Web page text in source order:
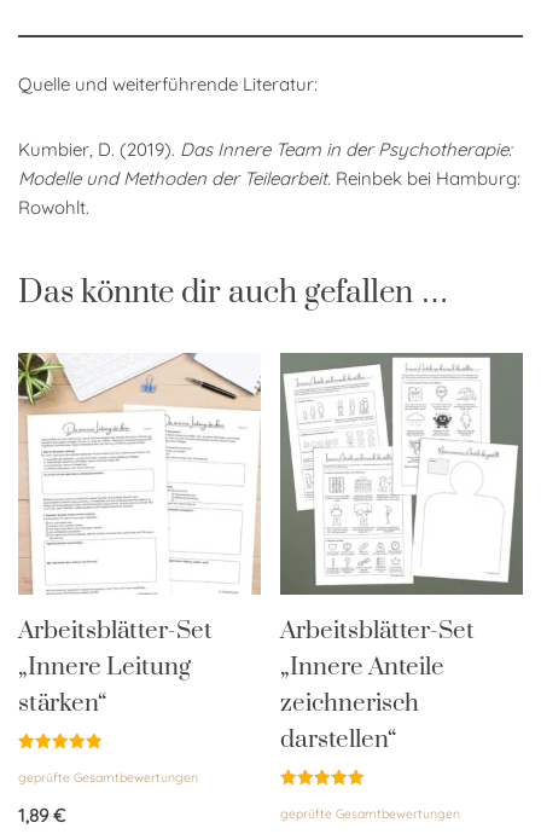
Quelle und weiterführende Literatur:
Kumbier, D. (2019). Das Innere Team in der Psychotherapie:
Modelle und Methoden der Teilearbeit. Reinbek bei Hamburg:
Rowohlt.
Das könnte dir auch gefallen …
Arbeitsblätter-Set
„Innere Leitung
stärken“
mit
von 5
geprüfte Gesamtbewertungen
1,89€
Arbeitsblätter-Set
„Innere Anteile
zeichnerisch
darstellen“
mit
geprüfte Gesamtbewertungen